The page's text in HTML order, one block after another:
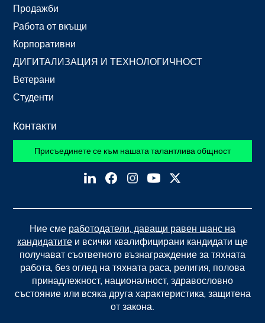
Продажби
Работа от вкъщи
Корпоративни
ДИГИТАЛИЗАЦИЯ И ТЕХНОЛОГИЧНОСТ
Ветерани
Студенти
Контакти
Присъединете се към нашата талантлива общност
Ние сме работодатели, даващи равен шанс на
кандидатите и всички квалифицирани кандидати ще
получават съответното възнаграждение за тяхната
работа, без оглед на тяхната раса, религия, полова
принадлежност, националност, здравословно
състояние или всяка друга характеристика, защитена
от закона.